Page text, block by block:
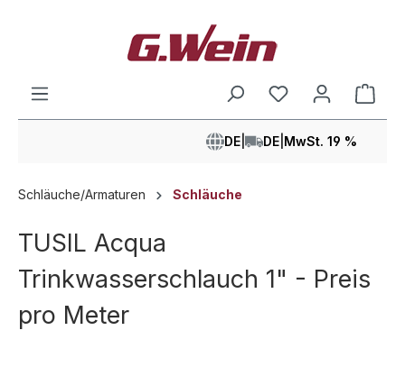
DE DE MwSt. 19 %
Schläuche/Armaturen Schläuche
TUSIL Acqua
Trinkwasserschlauch 1" - Preis
pro Meter